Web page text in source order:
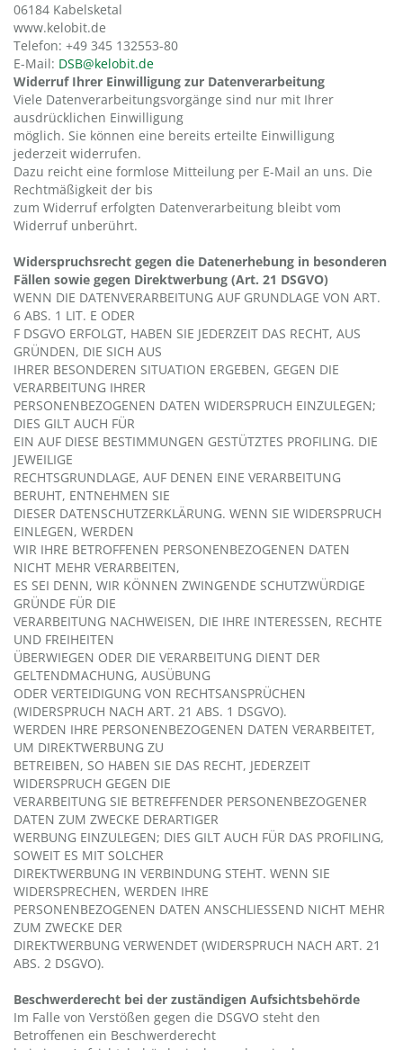
06184 Kabelsketal
www.kelobit.de
Telefon: +49 345 132553-80
E-Mail: DSB@kelobit.de
Widerruf Ihrer Einwilligung zur Datenverarbeitung
Viele Datenverarbeitungsvorgänge sind nur mit Ihrer
ausdrücklichen Einwilligung
möglich. Sie können eine bereits erteilte Einwilligung
jederzeit widerrufen.
Dazu reicht eine formlose Mitteilung per E-Mail an uns. Die
Rechtmäßigkeit der bis
zum Widerruf erfolgten Datenverarbeitung bleibt vom
Widerruf unberührt.
Widerspruchsrecht gegen die Datenerhebung in besonderen
Fällen sowie gegen Direktwerbung (Art. 21 DSGVO)
WENN DIE DATENVERARBEITUNG AUF GRUNDLAGE VON ART.
6 ABS. 1 LIT. E ODER
F DSGVO ERFOLGT, HABEN SIE JEDERZEIT DAS RECHT, AUS
GRÜNDEN, DIE SICH AUS
IHRER BESONDEREN SITUATION ERGEBEN, GEGEN DIE
VERARBEITUNG IHRER
PERSONENBEZOGENEN DATEN WIDERSPRUCH EINZULEGEN;
DIES GILT AUCH FÜR
EIN AUF DIESE BESTIMMUNGEN GESTÜTZTES PROFILING. DIE
JEWEILIGE
RECHTSGRUNDLAGE, AUF DENEN EINE VERARBEITUNG
BERUHT, ENTNEHMEN SIE
DIESER DATENSCHUTZERKLÄRUNG. WENN SIE WIDERSPRUCH
EINLEGEN, WERDEN
WIR IHRE BETROFFENEN PERSONENBEZOGENEN DATEN
NICHT MEHR VERARBEITEN,
ES SEI DENN, WIR KÖNNEN ZWINGENDE SCHUTZWÜRDIGE
GRÜNDE FÜR DIE
VERARBEITUNG NACHWEISEN, DIE IHRE INTERESSEN, RECHTE
UND FREIHEITEN
ÜBERWIEGEN ODER DIE VERARBEITUNG DIENT DER
GELTENDMACHUNG, AUSÜBUNG
ODER VERTEIDIGUNG VON RECHTSANSPRÜCHEN
(WIDERSPRUCH NACH ART. 21 ABS. 1 DSGVO).
WERDEN IHRE PERSONENBEZOGENEN DATEN VERARBEITET,
UM DIREKTWERBUNG ZU
BETREIBEN, SO HABEN SIE DAS RECHT, JEDERZEIT
WIDERSPRUCH GEGEN DIE
VERARBEITUNG SIE BETREFFENDER PERSONENBEZOGENER
DATEN ZUM ZWECKE DERARTIGER
WERBUNG EINZULEGEN; DIES GILT AUCH FÜR DAS PROFILING,
SOWEIT ES MIT SOLCHER
DIREKTWERBUNG IN VERBINDUNG STEHT. WENN SIE
WIDERSPRECHEN, WERDEN IHRE
PERSONENBEZOGENEN DATEN ANSCHLIESSEND NICHT MEHR
ZUM ZWECKE DER
DIREKTWERBUNG VERWENDET (WIDERSPRUCH NACH ART. 21
ABS. 2 DSGVO).
Beschwerderecht bei der zuständigen Aufsichtsbehörde
Im Falle von Verstößen gegen die DSGVO steht den
Betroffenen ein Beschwerderecht